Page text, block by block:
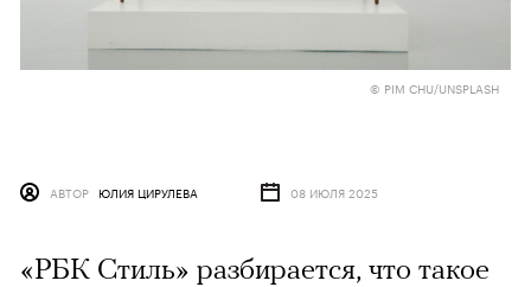
© PIM CHU/UNSPLASH
АВТОР ЮЛИЯ ЦИРУЛЕВА 08 ИЮЛЯ 2025
«РБК Стиль» разбирается, что такое